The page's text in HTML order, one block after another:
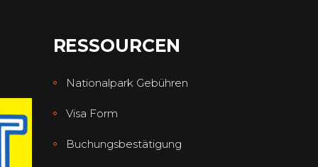
RESSOURCEN
Nationalpark Gebühren
Visa Form
Buchungsbestätigung